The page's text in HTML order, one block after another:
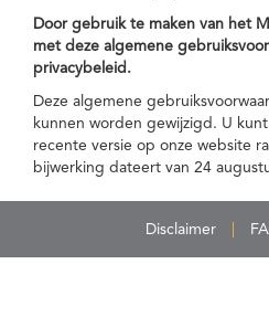
Door gebruik te maken van het
met deze algemene
privacybeleid.
Deze algemene
kunnen worden gewijzigd. U
recente versie op onze website
bijwerking dateert van 24
Disclaimer